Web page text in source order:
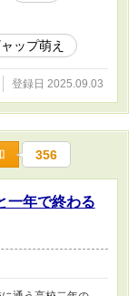
ップ萌え
登録日 2025.09.03
356
一年で終わる